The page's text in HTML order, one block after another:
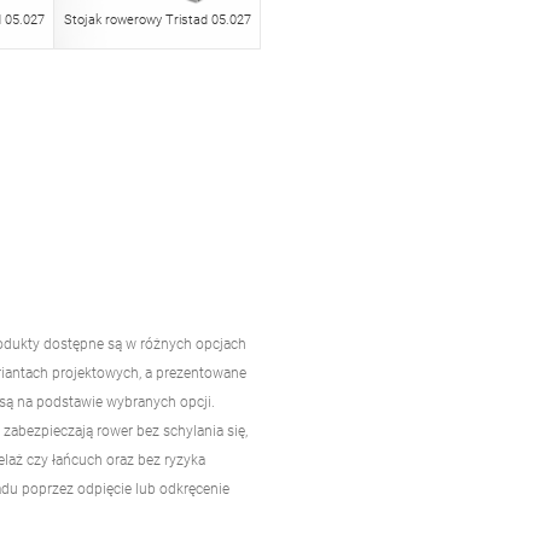
05.027 Stojak rowerowy Tristad 05.027
dostępne są w różnych opcjach
projektowych, a prezentowane
na podstawie wybranych opcji.
rower bez schylania się,
czy łańcuch oraz bez ryzyka
poprzez odpięcie lub odkręcenie